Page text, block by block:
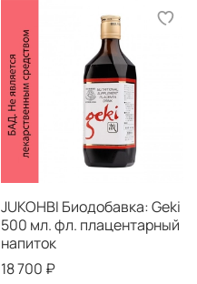
JUKOHBI Биодобавка: Geki
500 мл. фл. плацентарный
напиток
18 700 ₽